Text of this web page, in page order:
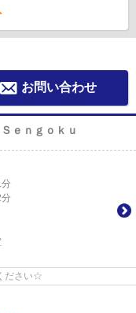
お問い合わせ
ｅｎｇｏｋｕ
分
分
ださい☆